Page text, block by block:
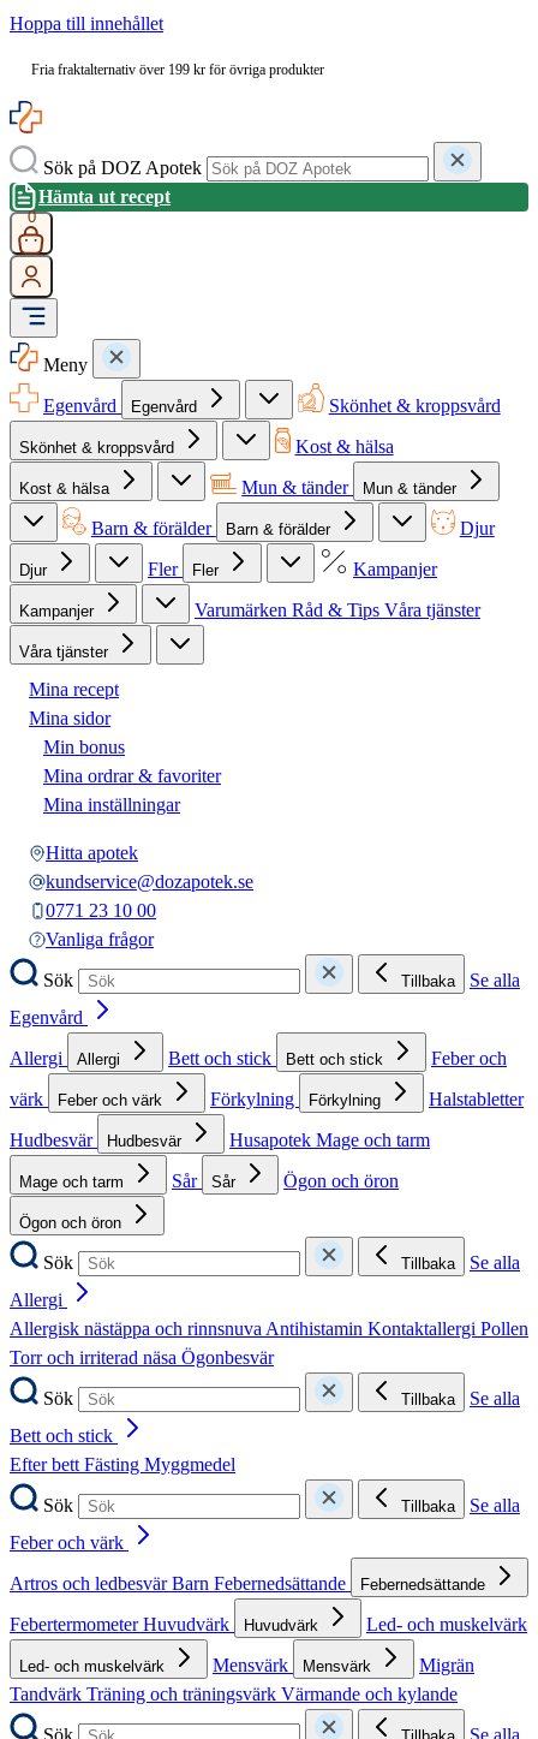
Hoppa till innehållet
Fria fraktalternativ över 199 kr för övriga produkter
Sök på DOZ Apotek
Hämta ut recept
0
Meny
Egenvård
Egenvård Skönhet & kroppsvård
Skönhet & kroppsvård Kost & hälsa
Kost & hälsa Mun & tänder Mun & tänder
Barn & förälder Barn & förälder Djur
Djur Fler Fler Kampanjer
Kampanjer Varumärken Råd & Tips Våra tjänster
Våra tjänster
Mina recept
Mina sidor
Min bonus
Mina ordrar & favoriter
Mina inställningar
Hitta apotek
kundservice@dozapotek.se
0771 23 10 00
Vanliga frågor
Sök
Tillbaka
Se alla
Egenvård
Allergi
Allergi Bett och stick Bett och stick
Feber och
värk
Feber och värk Förkylning Förkylning
Halstabletter
Hudbesvär
Hudbesvär Husapotek Mage och tarm
Mage och tarm Sår Sår Ögon och öron
Ögon och öron
Sök Tillbaka
Se alla
Allergi
Allergisk nästäppa och rinnsnuvaAntihistamin Kontaktallergi Pollen
Torr och irriterad näsa Ögonbesvär
Sök
Tillbaka
Se alla
Bett och stick
Efter bettFästing Myggmedel
Sök
Tillbaka
Se alla
Feber och värk
Artros och ledbesvärBarn Febernedsättande Febernedsättande
FebertermometerHuvudvärk Huvudvärk Led- och muskelvärk
Led- och muskelvärk Mensvärk Mensvärk
Migrän
Tandvärk Träning och träningsvärk Värmande och kylande